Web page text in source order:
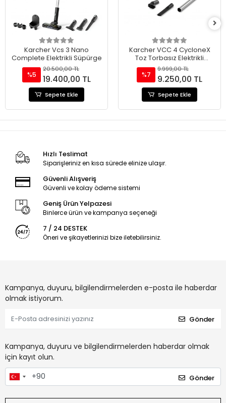
Karcher Vcs 3 Nano
Complete Elektrikli Süpürge
%5
20.500,00 TL
19.400,00 TL
Sepete Ekle
Karcher VCC 4 CycloneX
Toz Torbasız Elektrikli
Süpürge 800 W
%7
9.999,00 TL
9.250,00 TL
Sepete Ekle
Hızlı Teslimat
Siparişleriniz en kısa sürede elinize ulaşır.
Güvenli Alışveriş
Güvenli ve kolay ödeme sistemi
Geniş Ürün Yelpazesi
Binlerce ürün ve kampanya seçeneği
7 / 24 DESTEK
Öneri ve şikayetlerinizi bize iletebilirsiniz.
Kampanya, duyuru, bilgilendirmelerden e-posta ile haberdar
olmak istiyorum.
Gönder
Kampanya, duyuru ve bilgilendirmelerden haberdar olmak
için kayıt olun.
Gönder